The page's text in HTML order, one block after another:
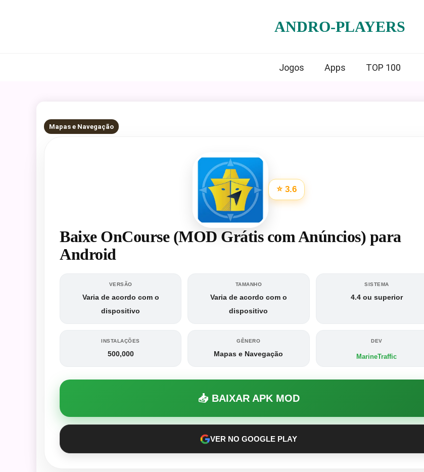
ANDRO-PLAYERS
Jogos Apps TOP 100
5 MINS READ
Mapas e Navegação
⭐ 3.6
Baixe OnCourse (MOD Grátis com Anúncios) para
Android
VERSÃO
Varia de acordo com o
dispositivo
TAMANHO
Varia de acordo com o
dispositivo
SISTEMA
4.4 ou superior
INSTALAÇÕES
500,000
GÊNERO
Mapas e Navegação
DEV
MarineTraffic
📥 BAIXAR APK MOD
VER NO GOOGLE PLAY